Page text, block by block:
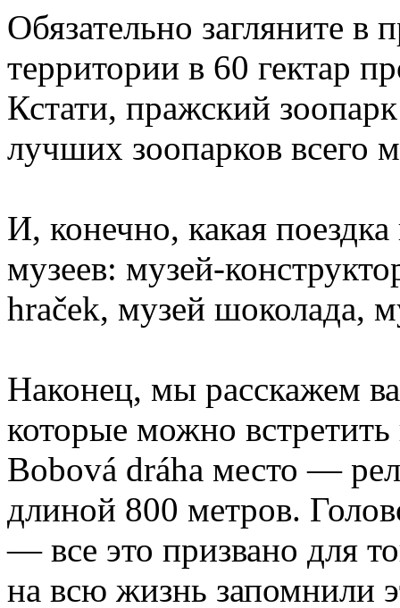
Обязательно загляните в
территории в 60 гектар
Кстати, пражский
лучших зоопарков всего
И, конечно, какая
музеев: музей-
hraček, музей шоколада,
Наконец, мы расскажем
которые можно встретить
Bobová dráha место —
длиной 800 метров.
— все это призвано для
на всю жизнь запомнили